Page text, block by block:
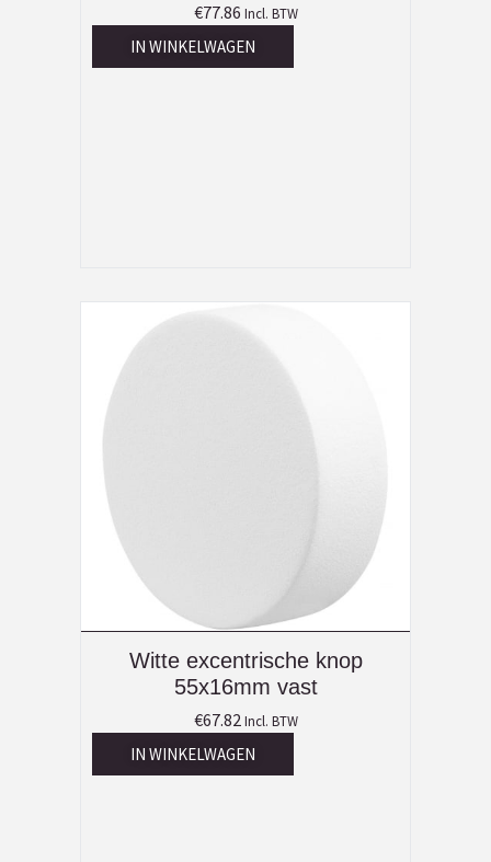
€77.86 Incl. BTW
IN WINKELWAGEN
Witte excentrische knop
55x16mm vast
€67.82 Incl. BTW
IN WINKELWAGEN